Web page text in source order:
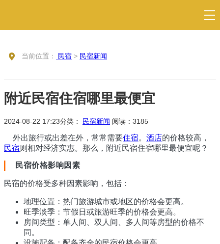
当前位置： 民宿 > 民宿新闻
附近民宿住宿哪里最便宜
2024-08-22 17:23分类： 民宿新闻 阅读： 3185
外出旅行或出差在外，常常需要住宿。 酒店的价格较高，
民宿则相对经济实惠。那么，附近民宿住宿哪里最便宜呢？
民宿价格影响因素
民宿的价格受多种因素影响，包括：
地理位置：热门旅游城市或地区的价格会更高。
旺季淡季：节假日或旅游旺季的价格会更高。
房间类型：单人间、双人间、多人间等房型的价格不
同。